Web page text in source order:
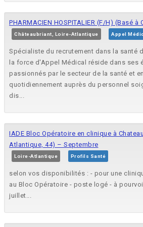
PHARMACIEN HOSPITALIER (F/H) (Basé à
Châteaubriant, Loire-Atlantique Appel
Spécialiste du recrutement dans la santé
la force d'Appel Médical réside dans ses
passionnés par le secteur de la santé et
quotidiennement auprès du personnel
dis...
IADE Bloc Opératoire en clinique à
Atlantique, 44) – Septembre
Loire-Atlantique Profils Santé
selon vos disponibilités : - pour une
au Bloc Opératoire - poste logé - à
juillet...